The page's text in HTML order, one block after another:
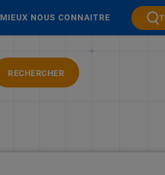
MIEUX NOUS CONNAITRE
RECHERCHER